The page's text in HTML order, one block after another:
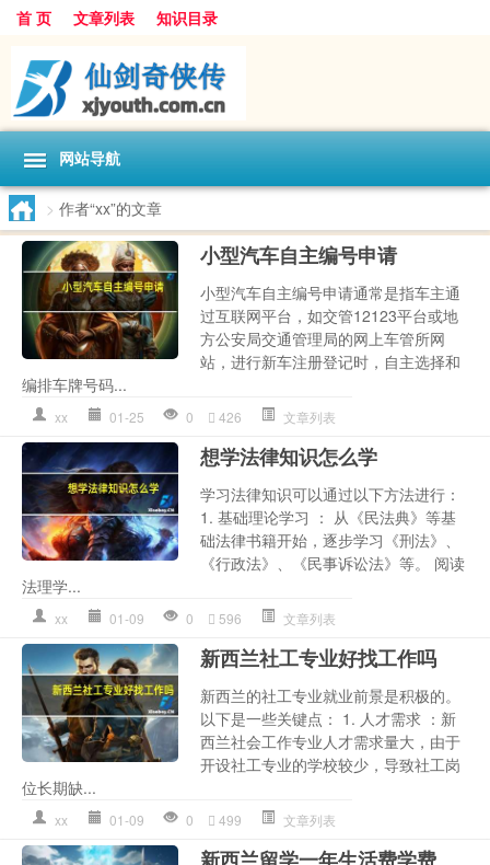
首 页 文章列表 知识目录
网站导航
> 作者“xx”的文章
小型汽车自主编号申请
小型汽车自主编号申请通常是指车主通
过互联网平台，如交管12123平台或地
方公安局交通管理局的网上车管所网
站，进行新车注册登记时，自主选择和
编排车牌号码...
xx 01-25 0 426 文章列表
想学法律知识怎么学
学习法律知识可以通过以下方法进行：
1. 基础理论学习 ： 从《民法典》等基
础法律书籍开始，逐步学习《刑法》、
《行政法》、《民事诉讼法》等。 阅读
法理学...
xx 01-09 0 596 文章列表
新西兰社工专业好找工作吗
新西兰的社工专业就业前景是积极的。
以下是一些关键点： 1. 人才需求 ：新
西兰社会工作专业人才需求量大，由于
开设社工专业的学校较少，导致社工岗
位长期缺...
xx 01-09 0 499 文章列表